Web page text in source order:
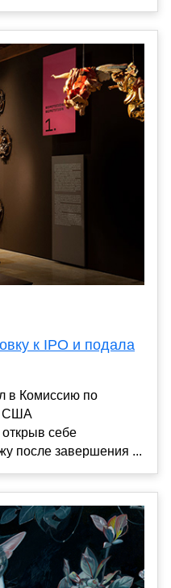
к IPO и подала
в Комиссию по
США
себе
после завершения ...